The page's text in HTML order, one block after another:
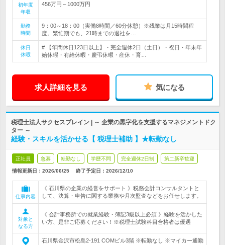
初年度
年収
456万円～1000万円
勤務
時間
9：00～18：00（実働8時間／60分休憩）※残業は月15時間程
度。繁忙期でも、21時までの退社を…
休日
休暇
# 【年間休日123日以上】・完全週休2日（土日）・祝日・年末年
始休暇・有給休暇・慶弔休暇・産休・育…
求人詳細を見る 気になる
税理士法人サクセスブレイン | ～ 企業の黒字化を支援するマネジメントドク
ター ～
経験・スキルを活かせる【 税理士補助 】★転勤なし
正社員 急募 転勤なし 学歴不問 完全週休2日制 第二新卒歓迎
情報更新日：2026/06/25 終了予定日： 2026/12/10
仕事内容
《 石川県の企業の経営をサポート 》税務会計コンサルタントと
して、決算・申告に関する業務や月次監査などをお任せします。
対象と
なる方
《 会計事務所での就業経験・簿記3級以上必須 》経験を活かした
い方、是非ご応募ください！※税理士試験科目合格者は優遇
石川県金沢市松島2-191 COMビル3階 ※転勤なし ※マイカー通勤